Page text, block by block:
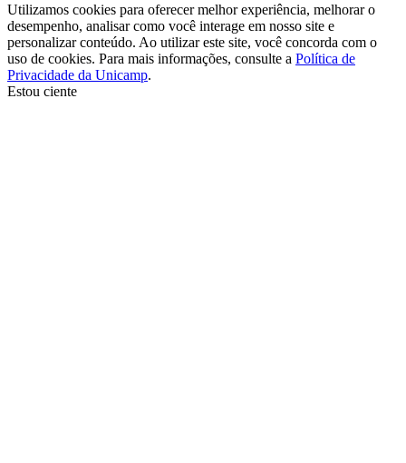
Utilizamos cookies para oferecer melhor experiência, melhorar o
desempenho, analisar como você interage em nosso site e
personalizar conteúdo. Ao utilizar este site, você concorda com o
uso de cookies. Para mais informações, consulte a Política de
Privacidade da Unicamp.
Estou ciente